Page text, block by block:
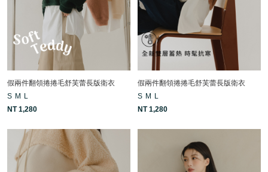
假兩件翻領捲捲毛舒芙蕾長版衛衣
S M L
NT 1,280
假兩件翻領捲捲毛舒芙蕾長版衛衣
S M L
NT 1,280